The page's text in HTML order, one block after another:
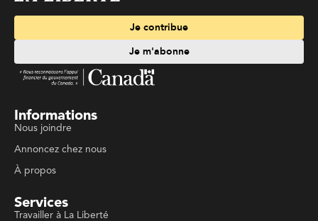
Je contribue
Je m'abonne
Informations
Nous joindre
Annoncez chez nous
À propos
Services
Travailler à La Liberté